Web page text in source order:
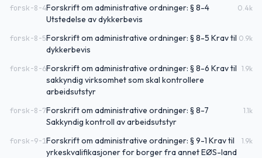
forsk-8-4Forskrift om administrative ordninger: § 8-4
Utstedelse av dykkerbevis
0.4k
forsk-8-5Forskrift om administrative ordninger: § 8-5 Krav til
dykkerbevis
0.9k
forsk-8-6Forskrift om administrative ordninger: § 8-6 Krav til
sakkyndig virksomhet som skal kontrollere
arbeidsutstyr
1.9k
forsk-8-7Forskrift om administrative ordninger: § 8-7
Sakkyndig kontroll av arbeidsutstyr
1.1k
forsk-9-1Forskrift om administrative ordninger: § 9-1 Krav til
yrkeskvalifikasjoner for borger fra annet EØS-land
1.9k